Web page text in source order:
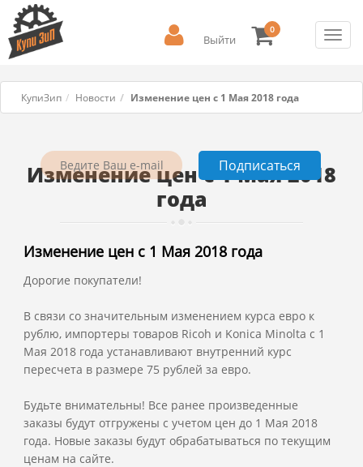
Выйти
0
КупиЗип Новости Изменение цен с 1 Мая 2018 года
Изменение цен с 1 Мая 2018
года
Изменение цен с 1 Мая 2018 года
Дорогие покупатели!
В связи со значительным изменением курса евро к
рублю, импортеры товаров Ricoh и Konica Minolta с 1
Мая 2018 года устанавливают внутренний курс
пересчета в размере 75 рублей за евро.
Будьте внимательны! Все ранее произведенные
заказы будут отгружены с учетом цен до 1 Мая 2018
года. Новые заказы будут обрабатываться по текущим
ценам на сайте.